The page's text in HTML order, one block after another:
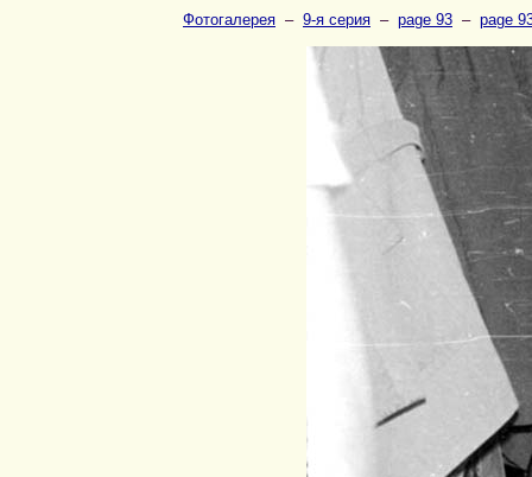
Фотогалерея – 9-я серия – page 93 – page